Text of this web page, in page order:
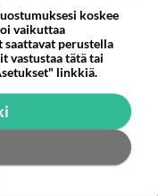
koskee
vaikuttaa
saattavat perustella
vastustaa tätä tai
linkkiä.